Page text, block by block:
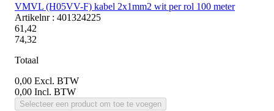
VMVL (H05VV-F) kabel 2x1mm2 wit per rol 100 meter
Artikelnr : 401324225
61,42
74,32
Totaal
0,00 Excl. BTW
0,00 Incl. BTW
Selecteer een product om toe te voegen